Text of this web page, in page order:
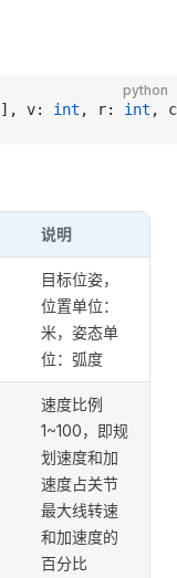
python
], v: int , r: int ,
说明
目标位姿，
位置单位：
米，姿态单
位：弧度
速度比例
1~100，即规
划速度和加
速度占关节
最大线转速
和加速度的
百分比